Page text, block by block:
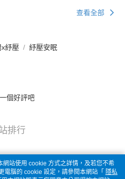
查看全部
紓壓 紓壓安眠
個好評吧
排行
站使用 cookie 方式之詳情，及若您不希
電腦的 cookie 設定，請參閱本網站「 隱私